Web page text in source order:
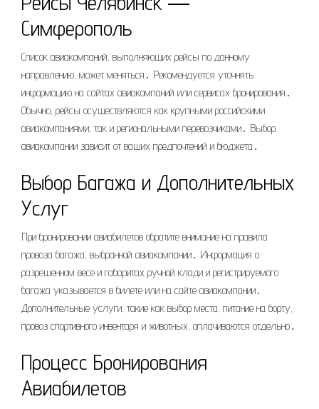
Симферополь
Список авиакомпаний, выполняющих рейсы по данному
направлению, может меняться․ Рекомендуется уточнять
информацию на сайтах авиакомпаний или сервисах бронирования․
Обычно, рейсы осуществляются как крупными российскими
авиакомпаниями, так и региональными перевозчиками․ Выбор
авиакомпании зависит от ваших предпочтений и бюджета․
Выбор Багажа и Дополнительных
Услуг
При бронировании авиабилетов обратите внимание на правила
провоза багажа, выбранной авиакомпании․ Информация о
разрешенном весе и габаритах ручной клади и регистрируемого
багажа указывается в билете или на сайте авиакомпании․
Дополнительные услуги, такие как выбор места, питание на борту,
провоз спортивного инвентаря и животных, оплачиваются отдельно․
Процесс Бронирования
Авиабилетов